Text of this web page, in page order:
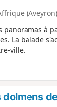
(Aveyron)
panoramas à
La balade
ville.
dolmens